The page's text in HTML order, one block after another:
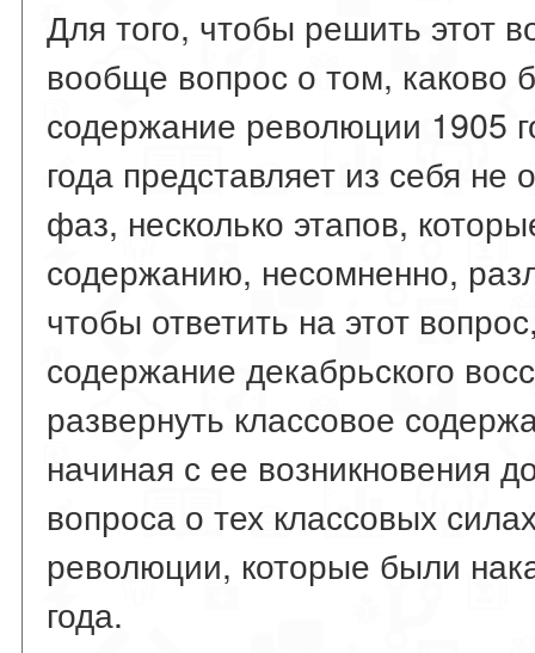
Для того, чтобы решить этот
вообще вопрос о том, каково
содержание революции 1905
года представляет из себя не
фаз, несколько этапов,
содержанию, несомненно,
чтобы ответить на этот
содержание декабрьского
развернуть классовое
начиная с ее возникновения
вопроса о тех классовых
революции, которые были
года.